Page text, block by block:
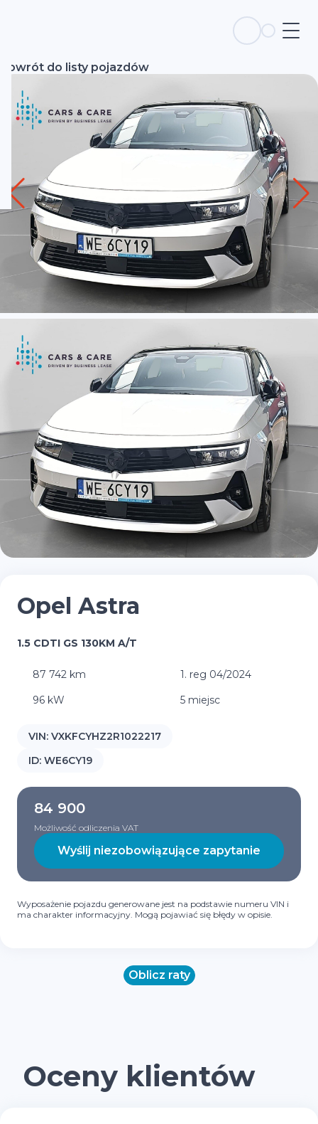
Powrót do listy pojazdów
Opel Astra
1.5 CDTI GS 130KM A/T
87 742 km
1. reg 04/2024
96 kW
5 miejsc
VIN: VXKFCYHZ2R1022217
ID: WE6CY19
84 900
Możliwość odliczenia VAT
Wyślij niezobowiązujące zapytanie
Wyposażenie pojazdu generowane jest na podstawie numeru VIN i
ma charakter informacyjny. Mogą pojawiać się błędy w opisie.
Oblicz raty
Oceny klientów